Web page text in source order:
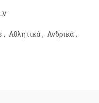
, Αθλητικά , Ανδρικά ,